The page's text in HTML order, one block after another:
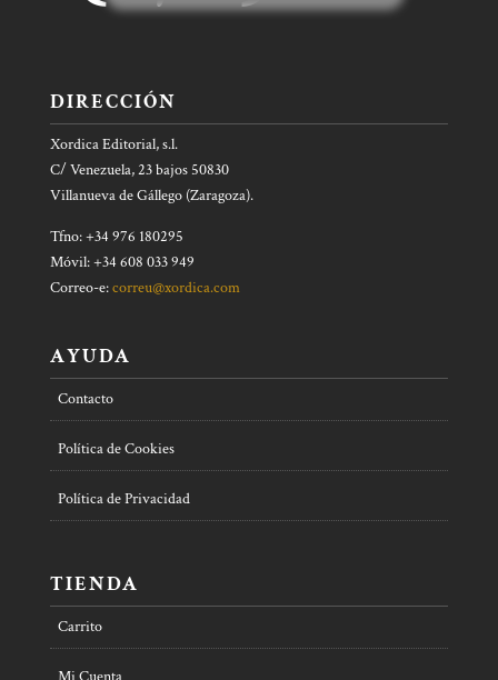
DIRECCIÓN
Xordica Editorial, s.l.
C/ Venezuela, 23 bajos 50830
Villanueva de Gállego (Zaragoza).
Tfno: +34 976 180295
Móvil: +34 608 033 949
Correo-e:correu@xordica.com
AYUDA
Contacto
Política de Cookies
Política de Privacidad
TIENDA
Carrito